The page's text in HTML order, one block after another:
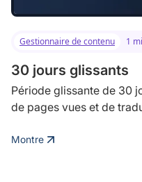
Gestionnaire de contenu 1
30 jours glissants
Période glissante de 30
de pages vues et de
Montre